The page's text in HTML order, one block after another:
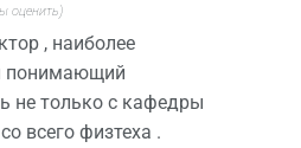
оценить)
, наиболее
понимающий
не только с кафедры
всего физтеха .